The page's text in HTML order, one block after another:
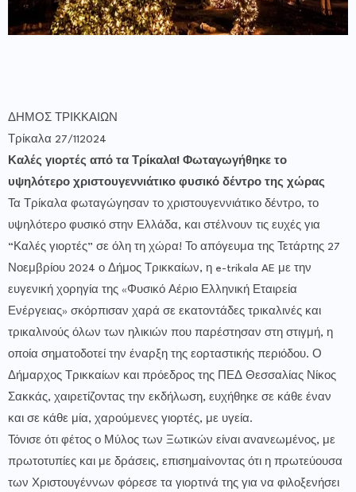
ΔΗΜΟΣ ΤΡΙΚΚΑΙΩΝ
Τρίκαλα 27/112024
Καλές γιορτές από τα Τρίκαλα! Φωταγωγήθηκε το
υψηλότερο χριστουγεννιάτικο φυσικό δέντρο της χώρας
Τα Τρίκαλα φωταγώγησαν το χριστουγεννιάτικο δέντρο, το
υψηλότερο φυσικό στην Ελλάδα, και στέλνουν τις ευχές για
“Καλές γιορτές” σε όλη τη χώρα! Το απόγευμα της Τετάρτης 27
Νοεμβρίου 2024 ο Δήμος Τρικκαίων, η e-trikala AE με την
ευγενική χορηγία της «Φυσικό Αέριο Ελληνική Εταιρεία
Ενέργειας» σκόρπισαν χαρά σε εκατοντάδες τρικαλινές και
τρικαλινούς όλων των ηλικιών που παρέστησαν στη στιγμή, η
οποία σηματοδοτεί την έναρξη της εορταστικής περιόδου. Ο
Δήμαρχος Τρικκαίων και πρόεδρος της ΠΕΔ Θεσσαλίας Νίκος
Σακκάς, χαιρετίζοντας την εκδήλωση, ευχήθηκε σε κάθε έναν
και σε κάθε μία, χαρούμενες γιορτές, με υγεία.
Τόνισε ότι φέτος ο Μύλος των Ξωτικών είναι ανανεωμένος, με
πρωτοτυπίες και με δράσεις, επισημαίνοντας ότι η πρωτεύουσα
των Χριστουγέννων φόρεσε τα γιορτινά της για να φιλοξενήσει